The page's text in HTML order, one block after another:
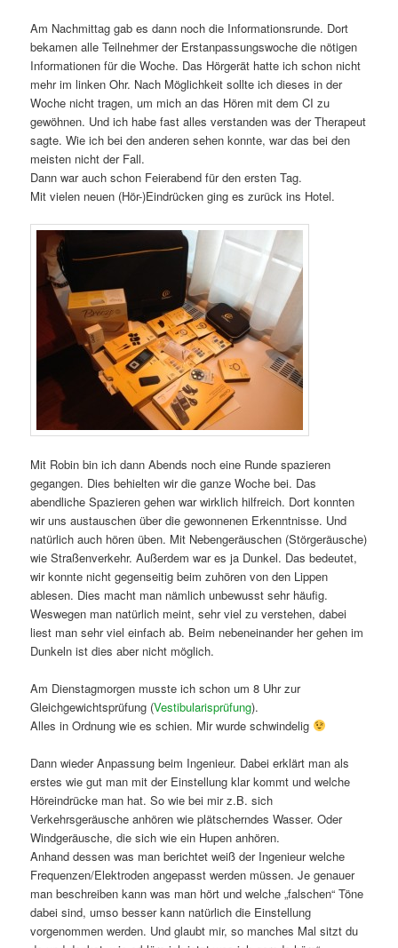
Am Nachmittag gab es dann noch die Informationsrunde. Dort
bekamen alle Teilnehmer der Erstanpassungswoche die nötigen
Informationen für die Woche. Das Hörgerät hatte ich schon nicht
mehr im linken Ohr. Nach Möglichkeit sollte ich dieses in der
Woche nicht tragen, um mich an das Hören mit dem CI zu
gewöhnen. Und ich habe fast alles verstanden was der Therapeut
sagte. Wie ich bei den anderen sehen konnte, war das bei den
meisten nicht der Fall.
Dann war auch schon Feierabend für den ersten Tag.
Mit vielen neuen (Hör-)Eindrücken ging es zurück ins Hotel.
Mit Robin bin ich dann Abends noch eine Runde spazieren
gegangen. Dies behielten wir die ganze Woche bei. Das
abendliche Spazieren gehen war wirklich hilfreich. Dort konnten
wir uns austauschen über die gewonnenen Erkenntnisse. Und
natürlich auch hören üben. Mit Nebengeräuschen (Störgeräusche)
wie Straßenverkehr. Außerdem war es ja Dunkel. Das bedeutet,
wir konnte nicht gegenseitig beim zuhören von den Lippen
ablesen. Dies macht man nämlich unbewusst sehr häufig.
Weswegen man natürlich meint, sehr viel zu verstehen, dabei
liest man sehr viel einfach ab. Beim nebeneinander her gehen im
Dunkeln ist dies aber nicht möglich.
Am Dienstagmorgen musste ich schon um 8 Uhr zur
Gleichgewichtsprüfung (Vestibularisprüfung).
Alles in Ordnung wie es schien. Mir wurde schwindelig
Dann wieder Anpassung beim Ingenieur. Dabei erklärt man als
erstes wie gut man mit der Einstellung klar kommt und welche
Höreindrücke man hat. So wie bei mir z.B. sich
Verkehrsgeräusche anhören wie plätscherndes Wasser. Oder
Windgeräusche, die sich wie ein Hupen anhören.
Anhand dessen was man berichtet weiß der Ingenieur welche
Frequenzen/Elektroden angepasst werden müssen. Je genauer
man beschreiben kann was man hört und welche „falschen“ Töne
dabei sind, umso besser kann natürlich die Einstellung
vorgenommen werden. Und glaubt mir, so manches Mal sitzt du